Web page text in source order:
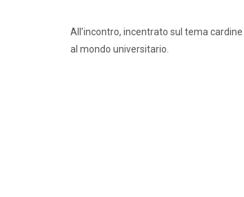
All’incontro, incentrato sul tema
al mondo universitario.